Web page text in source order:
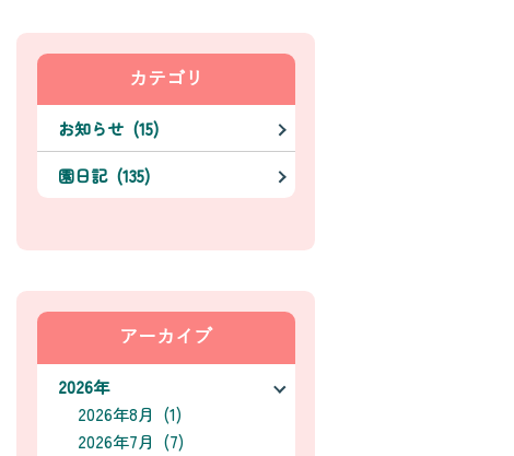
カテゴリ
お知らせ (15)
園日記 (135)
アーカイブ
2026年
2026年8月 (1)
2026年7月 (7)